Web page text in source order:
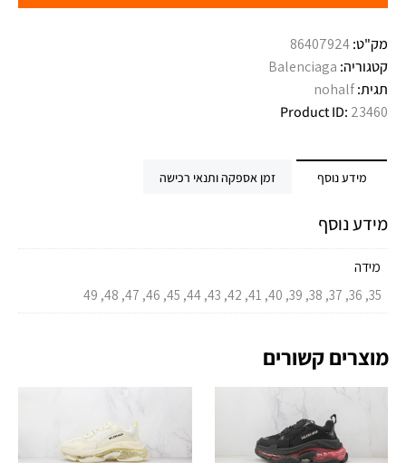
מק"ט:86407924
קטגוריה: Balenciaga
תגית:nohalf
Product ID: 23460
מידע נוסף זמן אספקה ותנאי רכישה
מידע נוסף
מידה
35, 36, 37, 38, 39, 40, 41, 42, 43, 44, 45, 46, 47, 48, 49
מוצרים קשורים